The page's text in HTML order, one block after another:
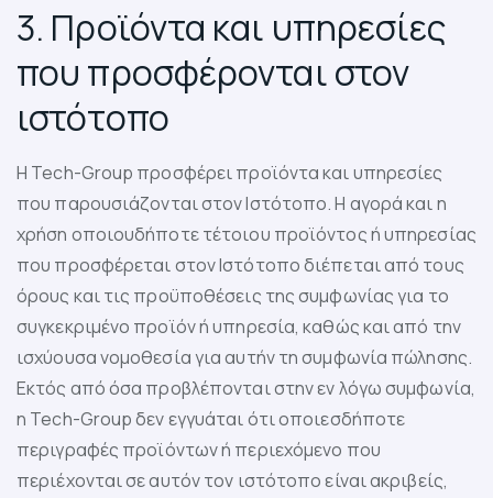
3. Προϊόντα και υπηρεσίες
που προσφέρονται στον
ιστότοπο
Η Tech-Group προσφέρει προϊόντα και υπηρεσίες
που παρουσιάζονται στον Ιστότοπο. Η αγορά και η
χρήση οποιουδήποτε τέτοιου προϊόντος ή υπηρεσίας
που προσφέρεται στον Ιστότοπο διέπεται από τους
όρους και τις προϋποθέσεις της συμφωνίας για το
συγκεκριμένο προϊόν ή υπηρεσία, καθώς και από την
ισχύουσα νομοθεσία για αυτήν τη συμφωνία πώλησης.
Εκτός από όσα προβλέπονται στην εν λόγω συμφωνία,
η Tech-Group δεν εγγυάται ότι οποιεσδήποτε
περιγραφές προϊόντων ή περιεχόμενο που
περιέχονται σε αυτόν τον ιστότοπο είναι ακριβείς,